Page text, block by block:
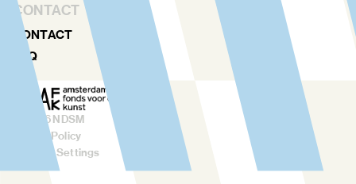
CONTACT
CONTACT
FAQ
2026NDSM
Privacy Policy
Cookies Settings